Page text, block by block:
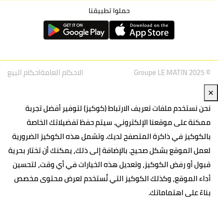
حملوا تطبيقنا
© Groupe LE MATIN 2025 الاحكام العامةاحكام البيع
✕
نحن نستخدم ملفات تعريف الارتباط (كوكيز) لتوفير أفضل تجربة
ممكنة على موقعنا الإلكتروني. سيتم حفظ تفضيلاتك الخاصة
بالكوكيز في ذاكرة المتصفح لديك. وتشمل هذه الكوكيز الضرورية
لعمل الموقع بشكل صحيح. بالإضافة إلى ذلك، يمكنك أن تختار بحرية
قبول أو رفض الكوكيز، وتعديل هذه الخيارات في أي وقت، لتحسين
أداء الموقع، وكذلك الكوكيز التي تُستخدم لعرض محتوى مخصص
بناءً على اهتماماتك.